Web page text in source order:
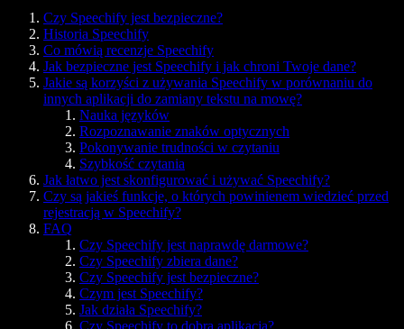
Czy Speechify jest bezpieczne?
Historia Speechify
Co mówią recenzje Speechify
Jak bezpieczne jest Speechify i jak chroni Twoje dane?
Jakie są korzyści z używania Speechify w porównaniu do
innych aplikacji do zamiany tekstu na mowę?
Nauka języków
Rozpoznawanie znaków optycznych
Pokonywanie trudności w czytaniu
Szybkość czytania
Jak łatwo jest skonfigurować i używać Speechify?
Czy są jakieś funkcje, o których powinienem wiedzieć przed
rejestracją w Speechify?
FAQ
Czy Speechify jest naprawdę darmowe?
Czy Speechify zbiera dane?
Czy Speechify jest bezpieczne?
Czym jest Speechify?
Jak działa Speechify?
Czy Speechify to dobra aplikacja?